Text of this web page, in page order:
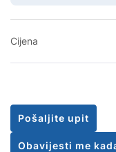
Cijena
Pošaljite upit
Obavijesti me